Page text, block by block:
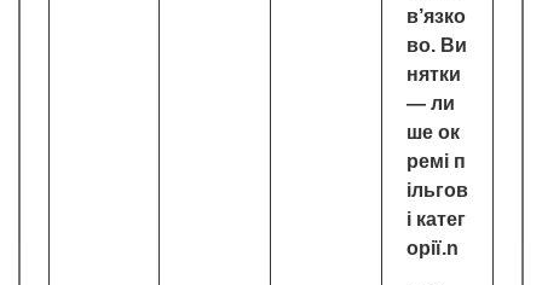
в’язко
во. Ви
нятки
— ли
ше ок
ремі п
ільгов
і катег
орії.n